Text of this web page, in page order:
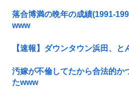
落合博満の晩年の成績(1991-
www
【速報】ダウンタウン浜田、
汚嫁が不倫してたから合法的か
たwww